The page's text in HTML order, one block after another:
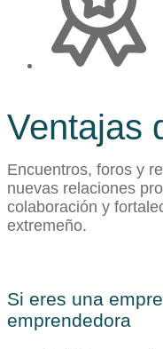
Ventajas
Encuentros, foros y
nuevas relaciones
colaboración y
extremeño.
Si eres una
emprendedora